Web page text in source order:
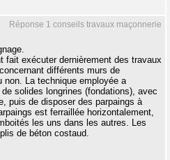
Réponse 1 conseils travaux maçonnerie
fait exécuter dernièrement des travaux
différents murs de
non. La technique employée a
solides longrines (fondations), avec
puis de disposer des parpaings à
est ferraillée horizontalement,
les uns dans les autres. Les
de béton costaud.